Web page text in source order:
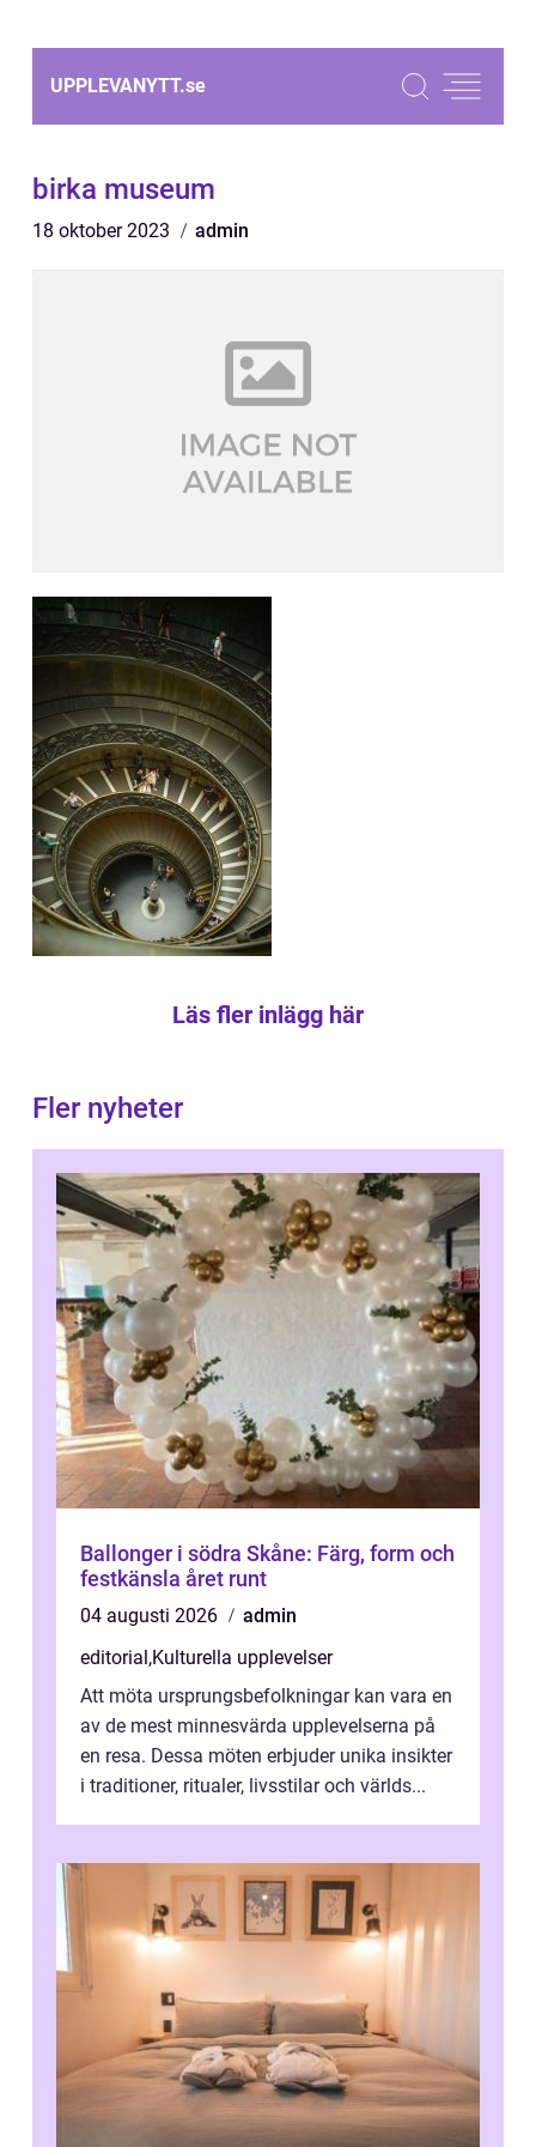
UPPLEVANYTT.se
birka museum
18 oktober 2023 admin
Läs fler inlägg här
Fler nyheter
Ballonger i södra Skåne: Färg, form och
festkänsla året runt
04 augusti 2026
admin
editorial,Kulturella upplevelser
Att möta ursprungsbefolkningar kan vara en
av de mest minnesvärda upplevelserna på
en resa. Dessa möten erbjuder unika insikter
i traditioner, ritualer, livsstilar och världs...